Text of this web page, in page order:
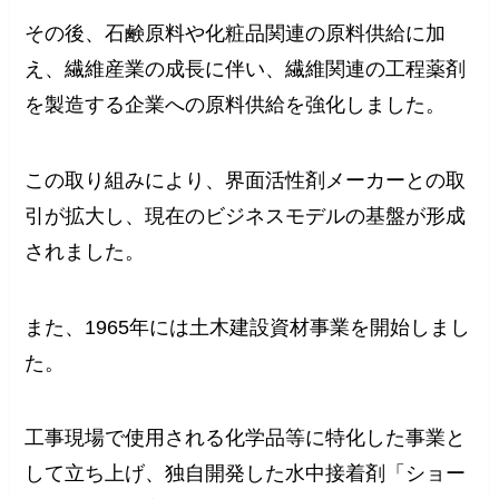
その後、石鹸原料や化粧品関連の原料供給に加
え、繊維産業の成長に伴い、繊維関連の工程薬剤
を製造する企業への原料供給を強化しました。
この取り組みにより、界面活性剤メーカーとの取
引が拡大し、現在のビジネスモデルの基盤が形成
されました。
また、1965年には土木建設資材事業を開始しまし
た。
工事現場で使用される化学品等に特化した事業と
して立ち上げ、独自開発した水中接着剤「ショー